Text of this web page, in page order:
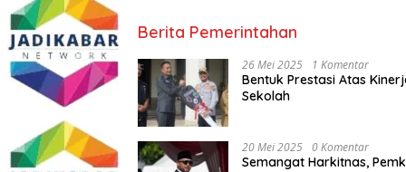
Berita Pemerintahan
26 Mei 2025 1 Komentar
Bentuk Prestasi Atas
Sekolah
20 Mei 2025 0 Komentar
Semangat Harkitnas,